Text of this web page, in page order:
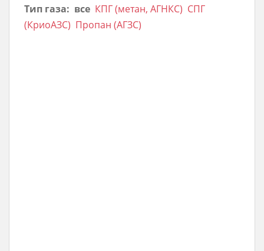
Тип газа: все КПГ (метан, АГНКС) СПГ
(КриоАЗС) Пропан (АГЗС)